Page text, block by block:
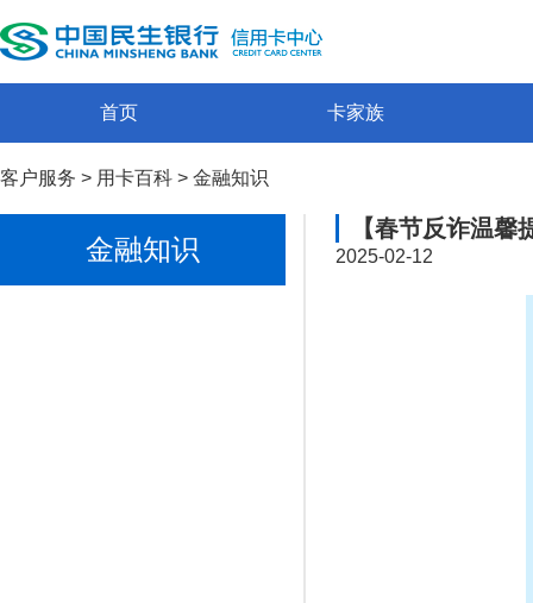
首页 卡家族
客户服务 > 用卡百科 > 金融知识
金融知识
【春节反诈温
2025-02-12